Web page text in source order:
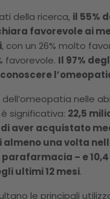
della ricerca, il 55%
favorevole ai
, con un 26% molto
favorevole. Il 97%
dell’omeopatia nelle
significativa: 22,5
aver acquistato
una volta
– e
ultimi 12 mesi.
le principali